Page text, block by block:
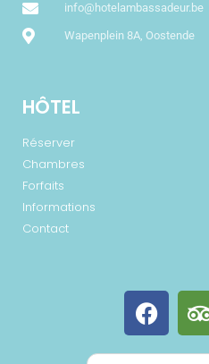
info@hotelambassadeur.be
Wapenplein 8A, Oostende
HÔTEL
Réserver
Chambres
Forfaits
Informations
Contact